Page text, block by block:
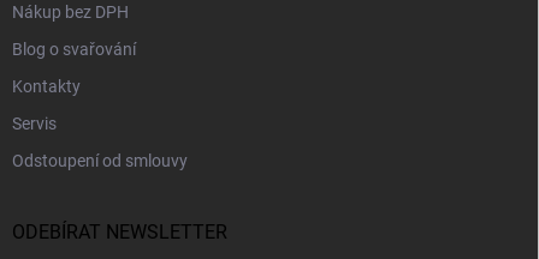
Nákup bez DPH
Blog o svařování
Kontakty
Servis
Odstoupení od smlouvy
ODEBÍRAT NEWSLETTER